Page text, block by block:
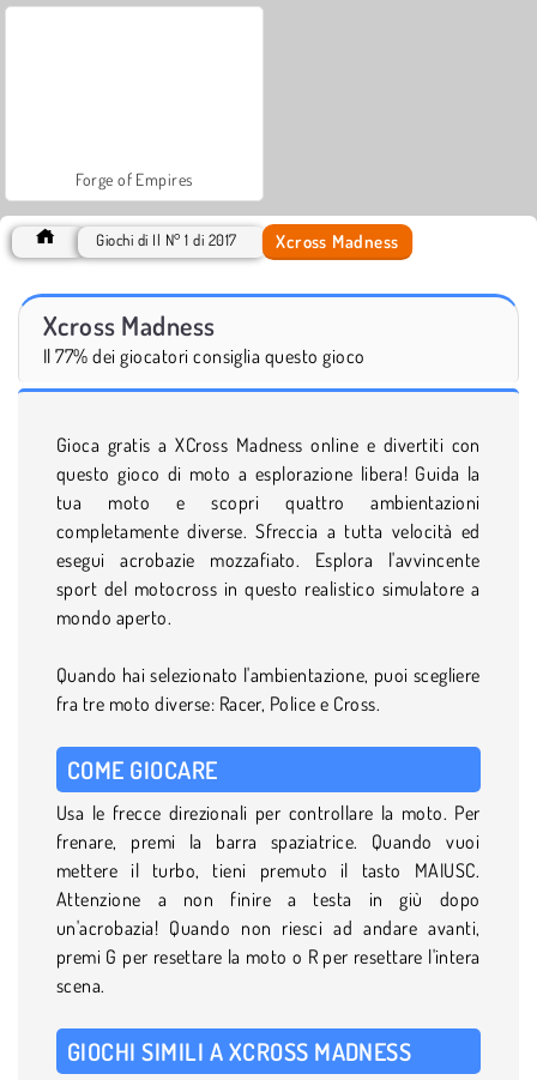
Forge of Empires
Giochi di Il N° 1 di 2017 Xcross Madness
Xcross Madness
Il 77% dei giocatori consiglia questo gioco
Gioca gratis a XCross Madness online e divertiti con
questo gioco di moto a esplorazione libera! Guida la
tua moto e scopri quattro ambientazioni
completamente diverse. Sfreccia a tutta velocità ed
esegui acrobazie mozzafiato. Esplora l'avvincente
sport del motocross in questo realistico simulatore a
mondo aperto.
Quando hai selezionato l'ambientazione, puoi scegliere
fra tre moto diverse: Racer, Police e Cross.
COME GIOCARE
Usa le frecce direzionali per controllare la moto. Per
frenare, premi la barra spaziatrice. Quando vuoi
mettere il turbo, tieni premuto il tasto MAIUSC.
Attenzione a non finire a testa in giù dopo
un'acrobazia! Quando non riesci ad andare avanti,
premi G per resettare la moto o R per resettare l'intera
scena.
GIOCHI SIMILI A XCROSS MADNESS